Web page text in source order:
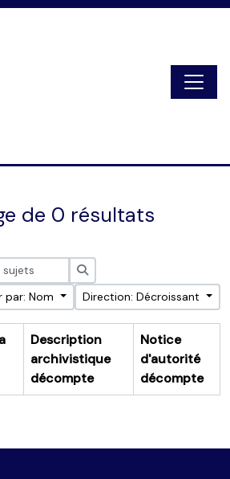
de 0 résultats
Rechercher
par: Nom
Direction: Décroissant
Description
archivistique
décompte
Notice
d'autorité
décompte